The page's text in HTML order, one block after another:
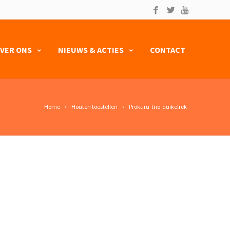
ONS NIEUWS & ACTIES CONTACT
Home Houten toestellen Prokuru-trio-duikelrek